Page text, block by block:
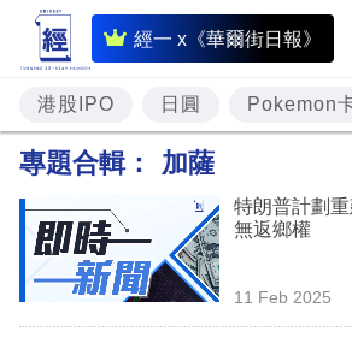
經一 x《華爾街日報》
即
時
財
經
投
資
港股IPO 日圓 Pokemon
專題合輯： 加薩
特朗普計劃
無返鄉權
11 Feb 2025